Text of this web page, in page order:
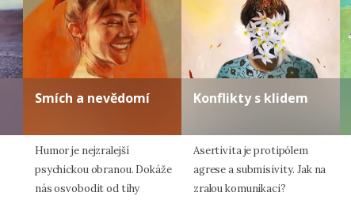
Smích a nevědomí
Humor je nejzralejší
psychickou obranou. Dokáže
nás osvobodit od tíhy
Konflikty s klidem
Asertivita je protipólem
agrese a submisivity. Jak na
zralou komunikaci?